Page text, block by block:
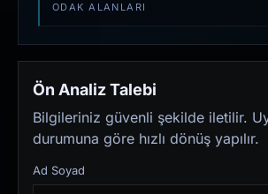
ODAK ALANLARI
Ön Analiz Talebi
Bilgileriniz güvenli şekilde iletilir.
durumuna göre hızlı dönüş yapılır.
Ad Soyad